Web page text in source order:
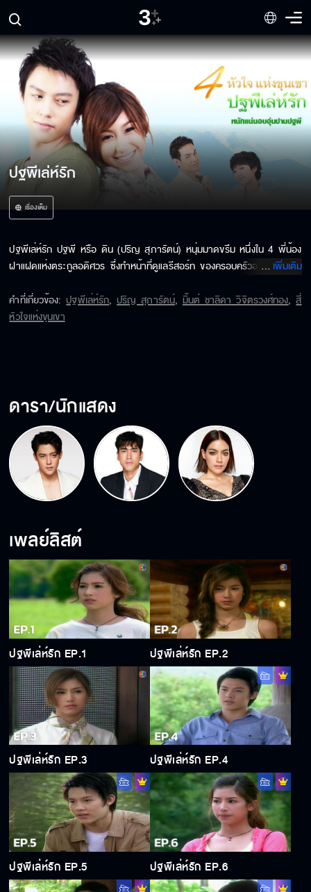
ปฐพีเล่ห์รัก
เรื่องเต็ม
ปฐพีเล่ห์รัก ปฐพี หรือ ดิน (ปริญ สุภารัตน์) หนุ่มมาดขรึม หนึ่งใน 4 พี่น้อง
ฝาแฝดแห่งตระกูลอดิศวร ซึ่งทำหน้าที่ดูแลรีสอร์ท ของครอบครัวอดิศวร ด้วย
สองแห่ง ได้แก่ "ป่าฝนรีสอร์ท" และ "แมกไม้วัลเลย์" รีสอร์ทเก่าแก่ของจังหวัด
รีสอร์ททั้งสองแห่งตกลงจะร่วมทุนกันเปิดรีสอร์ทแบบเอ็กซอติก มีสวนสัตว์หา
ของตัวเอง แต่แล้ววันหนึ่งชีวิตที่มีแต่งาน ของปฐพีกลับต้องถูกสั่นคลอนเมื่อเขา
ได้พบกับหญิงสาวปริศนาคนหนึ่งที่เข้ามาสร้างความปั่นป่วนในรีสอร์ท ดินไม่รู้ว่า
เธอเป็นใครกันแน่ เพราะครั้งแรกที่พบเธอ เธอมาในมาดสาวไฮโซในกลุ่มเซเลบริตี้
ที่มาจัดเลี้ยงในธารารินรีสอร์ทของเขา แต่เขาแอบจับได้ว่าเธอเป็นไฮโซปลอม
ติดตามเรื่องราวความสนุกในปฐพีเล่ห์รัก
... เพิ่มเติม
คำที่เกี่ยวข้อง:ปฐพีเล่ห์รัก,ปริญ สุภารัตน์, มิ้นต์ ชาลิดา วิจิตรวงศ์ทอง,สี่
หัวใจแห่งขุนเขา
ดารา/นักแสดง
เพลย์ลิสต์
ปฐพีเล่ห์รัก EP.1 ปฐพีเล่ห์รัก EP.2
ปฐพีเล่ห์รัก EP.3 ปฐพีเล่ห์รัก EP.4
ปฐพีเล่ห์รัก EP.5 ปฐพีเล่ห์รัก EP.6